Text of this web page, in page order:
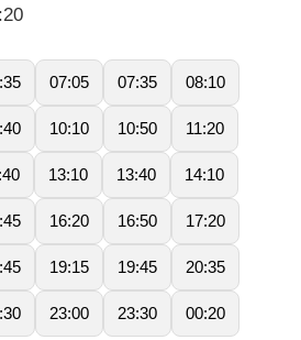
07:05 07:35 08:10
10:10 10:50 11:20
13:10 13:40 14:10
16:20 16:50 17:20
19:15 19:45 20:35
23:00 23:30 00:20